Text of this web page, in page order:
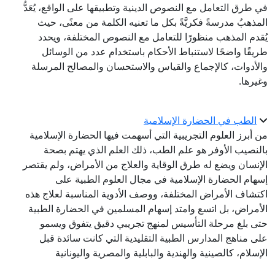
في طرق التعامل مع النصوص الدينية وتطبيقها على الواقع، يُعَدُّ
المذهبُ مدرسةً فكريَّةً بكل ما تعنيه الكلمة من معنًى، حيث
يُقدم المذهب منظورًا للتعامل مع النصوص المختلفة، ويحدد
طريقًا واضحًا لاستنباط الأحكام باستخدام عدد من الوسائل
والأدوات، كالإجماع والقياس والاستحسان والمصالح المرسلة
وغيرها.
الطب في الحضارة الإسلامية
من أبرز العلوم التجريبية التي أسهمت فيها الحضارة الإسلامية
بالنصيب الأوفر هو علم الطب، ذلك العلم الذي يهتم بصحة
الإنسان ويضع له طرق الوقاية والعلاج من الأمراض، ولم يقتصر
إسهام الحضارة الإسلامية في مجال العلوم الطبية على
اكتشاف الأمراض المختلفة، ووصف الأدوية المناسبة لعلاج هذه
الأمراض، بل اتسع وامتد إسهام المسلمين في الحضارة الطبية
حتى بلغ مرحلة التأسيس لمنهج تجريبي دقيق يتفوق ويسمو
على مناهج المدارس الطبية التقليدية التي كانت سائدة قبل
الإسلام، كالصينية والهندية والبابلية والمصرية واليونانية